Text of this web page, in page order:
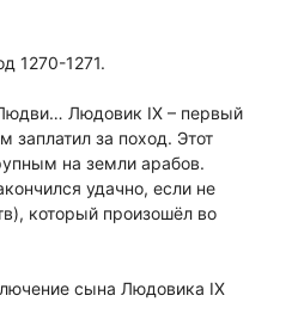
1270-1271.
Людовик IX – первый
заплатил за поход. Этот
на земли арабов.
удачно, если не
который произошёл во
сына Людовика IX